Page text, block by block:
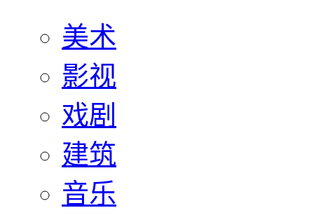
美术
影视
戏剧
建筑
音乐